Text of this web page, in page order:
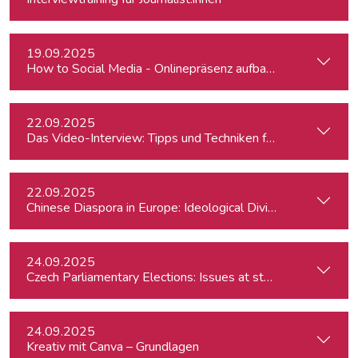
19.09.2025
How to Social Media - Onlinepräsenz aufbauen & Beiträge
22.09.2025
Das Video-Interview: Tipps und Techniken für TV und Web
22.09.2025
Chinese Diaspora in Europe: Ideological Divides,
24.09.2025
Czech Parliamentary Elections: Issues at stake and
24.09.2025
Kreativ mit Canva – Grundlagen